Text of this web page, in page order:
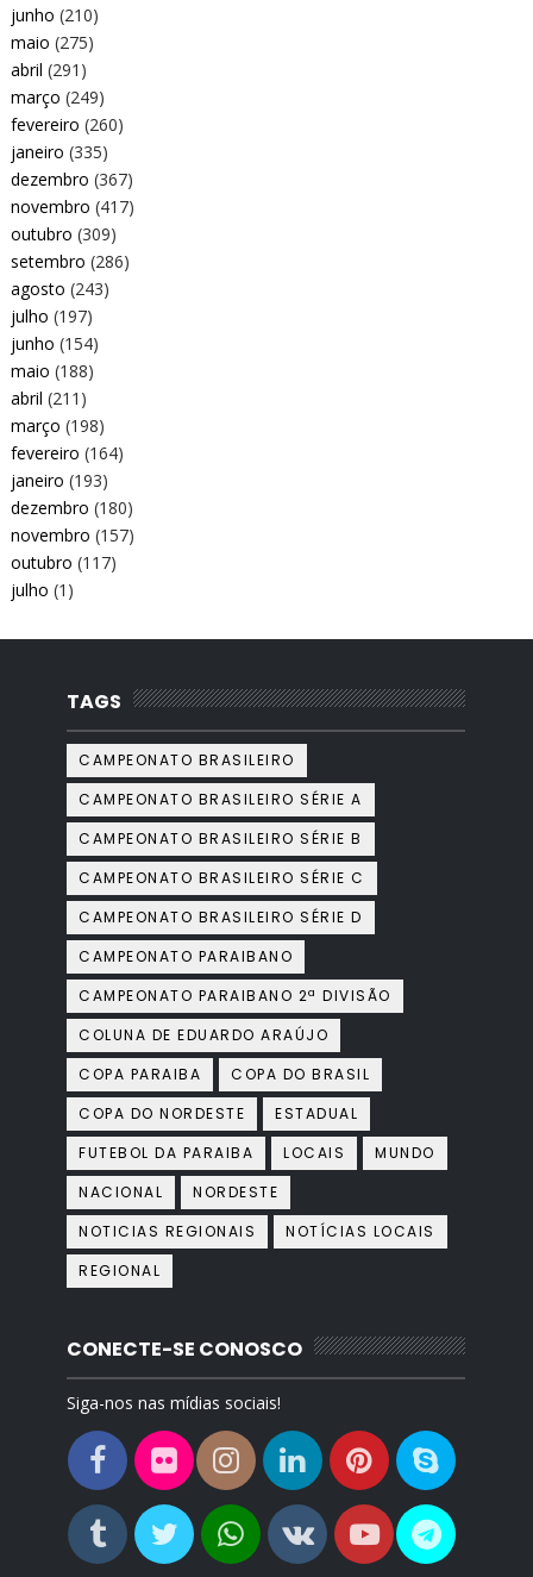
junho (210)
maio (275)
abril (291)
março (249)
fevereiro (260)
janeiro (335)
dezembro (367)
novembro (417)
outubro (309)
setembro (286)
agosto (243)
julho (197)
junho (154)
maio (188)
abril (211)
março (198)
fevereiro (164)
janeiro (193)
dezembro (180)
novembro (157)
outubro (117)
julho (1)
TAGS
CAMPEONATO BRASILEIRO
CAMPEONATO BRASILEIRO SÉRIE A
CAMPEONATO BRASILEIRO SÉRIE B
CAMPEONATO BRASILEIRO SÉRIE C
CAMPEONATO BRASILEIRO SÉRIE D
CAMPEONATO PARAIBANO
CAMPEONATO PARAIBANO 2ª DIVISÃO
COLUNA DE EDUARDO ARAÚJO
COPA PARAIBA
COPA DO BRASIL
COPA DO NORDESTE
ESTADUAL
FUTEBOL DA PARAIBA
LOCAIS
MUNDO
NACIONAL
NORDESTE
NOTICIAS REGIONAIS
NOTÍCIAS LOCAIS
REGIONAL
CONECTE-SE CONOSCO
Siga-nos nas mídias sociais!